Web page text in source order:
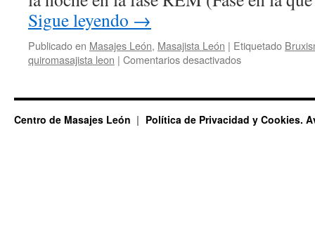
Sigue leyendo →
Publicado en Masajes León, Masajista León | Etiquetado
quiromasajista leon | Comentarios desactivadosen
Dolor
Cervical
Centro de Masajes León Política de Privacidad y Cookies.